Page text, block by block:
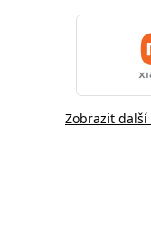
Zobrazit